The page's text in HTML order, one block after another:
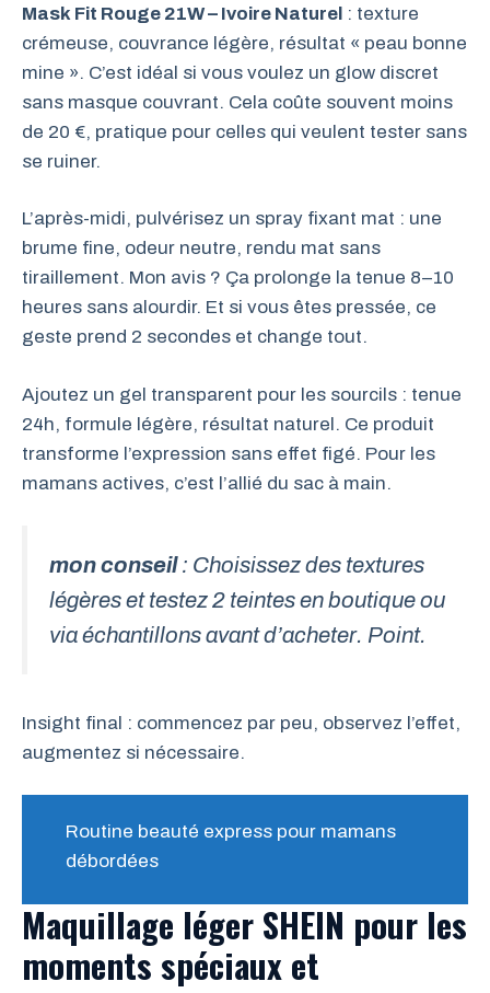
Mask Fit Rouge 21W – Ivoire Naturel : texture
crémeuse, couvrance légère, résultat « peau bonne
mine ». C’est idéal si vous voulez un glow discret
sans masque couvrant. Cela coûte souvent moins
de 20 €, pratique pour celles qui veulent tester sans
se ruiner.
L’après-midi, pulvérisez un spray fixant mat : une
brume fine, odeur neutre, rendu mat sans
tiraillement. Mon avis ? Ça prolonge la tenue 8–10
heures sans alourdir. Et si vous êtes pressée, ce
geste prend 2 secondes et change tout.
Ajoutez un gel transparent pour les sourcils : tenue
24h, formule légère, résultat naturel. Ce produit
transforme l’expression sans effet figé. Pour les
mamans actives, c’est l’allié du sac à main.
mon conseil: Choisissez des textures
légères et testez 2 teintes en boutique ou
via échantillons avant d’acheter. Point.
Insight final : commencez par peu, observez l’effet,
augmentez si nécessaire.
Routine beauté express pour mamans
débordées
Maquillage léger SHEIN pour les
moments spéciaux et